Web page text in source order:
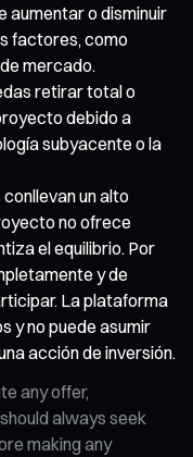
aumentar o disminuir
factores, como
mercado.
retirar total o
debido a
subyacente o la
un alto
no ofrece
el equilibrio. Por
y de
La plataforma
y no puede asumir
acción de inversión.
any offer,
always seek
making any